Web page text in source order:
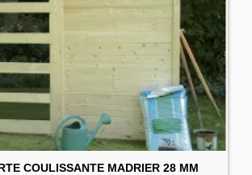
COULISSANTE MADRIER 28 MM